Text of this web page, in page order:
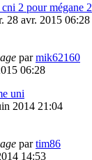
2 pour mégane 2
28 avr. 2015 06:28
parmik62160
06:28
uni
2014 21:04
partim86
14:53